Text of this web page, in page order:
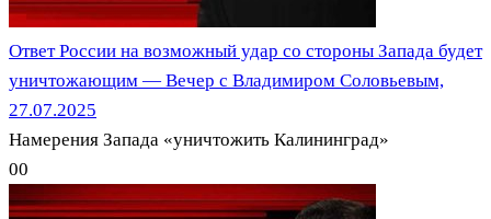
Ответ России на возможный удар со стороны Запада будет
уничтожающим — Вечер с Владимиром Соловьевым,
27.07.2025
Намерения Запада «уничтожить Калининград»
00